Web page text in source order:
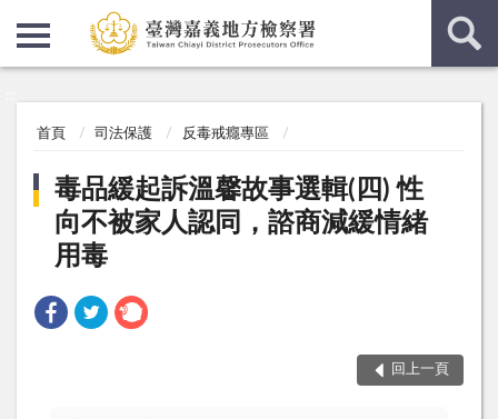
首頁 司法保護 反毒戒癮專區
毒品緩起訴溫馨故事選輯(四) 性
向不被家人認同，諮商減緩情緒
用毒
回上一頁